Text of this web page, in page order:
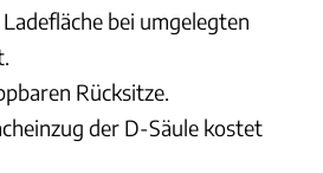
bei umgelegten
Rücksitze.
der D-Säule kostet